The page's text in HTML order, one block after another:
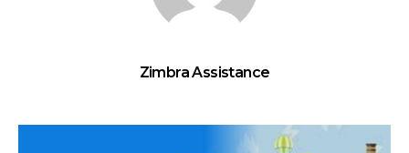
Zimbra Assistance